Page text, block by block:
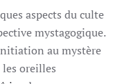
aspects du culte
mystagogique.
au mystère
oreilles